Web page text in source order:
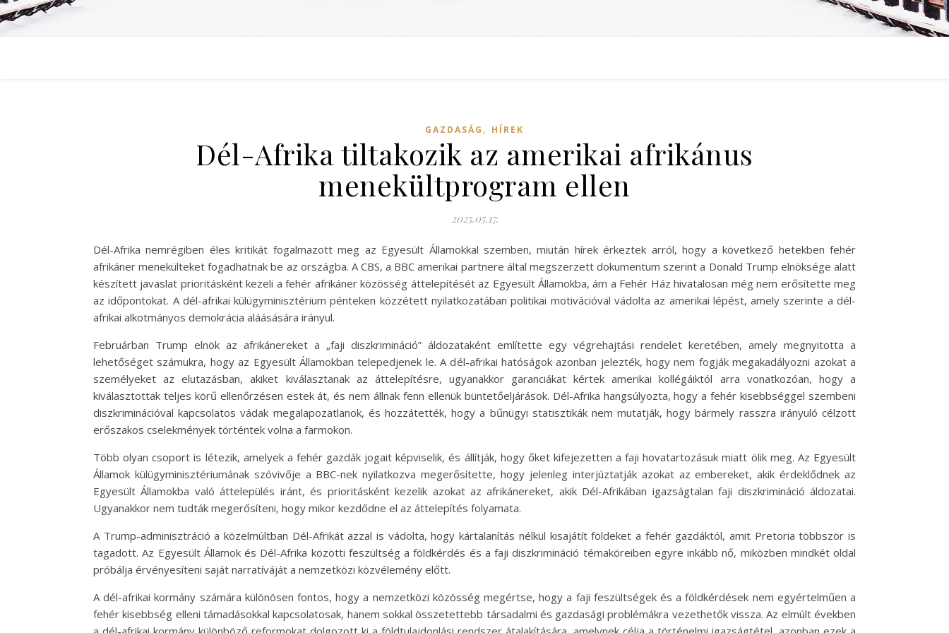
GAZDASÁG , HÍREK
Dél-Afrika tiltakozik az amerikai afrikánus
menekültprogram ellen
2025.05.17.
Dél-Afrika nemrégiben éles kritikát fogalmazott meg az Egyesült Államokkal szemben, miután hírek érkeztek arról, hogy a következő hetekben fehér
afrikáner menekülteket fogadhatnak be az országba. A CBS, a BBC amerikai partnere által megszerzett dokumentum szerint a Donald Trump elnöksége alatt
készített javaslat prioritásként kezeli a fehér afrikáner közösség áttelepítését az Egyesült Államokba, ám a Fehér Ház hivatalosan még nem erősítette meg
az időpontokat. A dél-afrikai külügyminisztérium pénteken közzétett nyilatkozatában politikai motivációval vádolta az amerikai lépést, amely szerinte a dél-
afrikai alkotmányos demokrácia aláásására irányul.
Februárban Trump elnök az afrikánereket a „faji diszkrimináció” áldozataként említette egy végrehajtási rendelet keretében, amely megnyitotta a
lehetőséget számukra, hogy az Egyesült Államokban telepedjenek le. A dél-afrikai hatóságok azonban jelezték, hogy nem fogják megakadályozni azokat a
személyeket az elutazásban, akiket kiválasztanak az áttelepítésre, ugyanakkor garanciákat kértek amerikai kollégáiktól arra vonatkozóan, hogy a
kiválasztottak teljes körű ellenőrzésen estek át, és nem állnak fenn ellenük büntetőeljárások. Dél-Afrika hangsúlyozta, hogy a fehér kisebbséggel szembeni
diszkriminációval kapcsolatos vádak megalapozatlanok, és hozzátették, hogy a bűnügyi statisztikák nem mutatják, hogy bármely rasszra irányuló célzott
erőszakos cselekmények történtek volna a farmokon.
Több olyan csoport is létezik, amelyek a fehér gazdák jogait képviselik, és állítják, hogy őket kifejezetten a faji hovatartozásuk miatt ölik meg. Az Egyesült
Államok külügyminisztériumának szóvivője a BBC-nek nyilatkozva megerősítette, hogy jelenleg interjúztatják azokat az embereket, akik érdeklődnek az
Egyesült Államokba való áttelepülés iránt, és prioritásként kezelik azokat az afrikánereket, akik Dél-Afrikában igazságtalan faji diszkrimináció áldozatai.
Ugyanakkor nem tudták megerősíteni, hogy mikor kezdődne el az áttelepítés folyamata.
A Trump-adminisztráció a közelmúltban Dél-Afrikát azzal is vádolta, hogy kártalanítás nélkül kisajátít földeket a fehér gazdáktól, amit Pretoria többször is
tagadott. Az Egyesült Államok és Dél-Afrika közötti feszültség a földkérdés és a faji diszkrimináció témaköreiben egyre inkább nő, miközben mindkét oldal
próbálja érvényesíteni saját narratíváját a nemzetközi közvélemény előtt.
A dél-afrikai kormány számára különösen fontos, hogy a nemzetközi közösség megértse, hogy a faji feszültségek és a földkérdések nem egyértelműen a
fehér kisebbség elleni támadásokkal kapcsolatosak, hanem sokkal összetettebb társadalmi és gazdasági problémákra vezethetők vissza. Az elmúlt években